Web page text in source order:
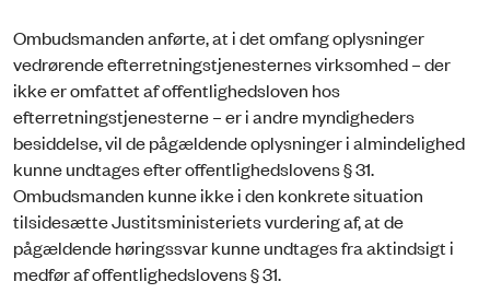
Ombudsmanden anførte, at i det omfang oplysninger
vedrørende efterretningstjenesternes virksomhed – der
ikke er omfattet af offentlighedsloven hos
efterretningstjenesterne – er i andre myndigheders
besiddelse, vil de pågældende oplysninger i almindelighed
kunne undtages efter offentlighedslovens § 31.
Ombudsmanden kunne ikke i den konkrete situation
tilsidesætte Justitsministeriets vurdering af, at de
pågældende høringssvar kunne undtages fra aktindsigt i
medfør af offentlighedslovens § 31.